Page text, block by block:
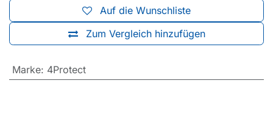
Zum Vergleich hinzufügen
Auf die Wunschliste
Marke: 4Protect